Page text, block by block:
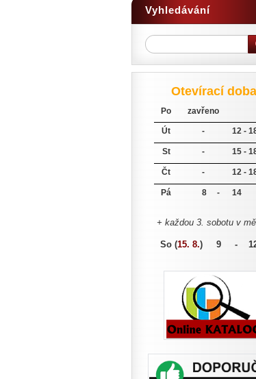
Vyhledávání
Otevírací doba
Po zavřeno
Út - 12 -
St - 15 -
Čt - 12 -
Pá 8 - 14
+ každou 3. sobotu v
So (15. 8.) 9 -